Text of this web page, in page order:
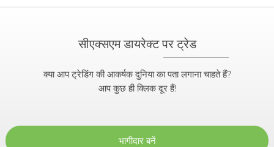
सीएक्सएम डायरेक्ट पर ट्रेड
क्या आप ट्रेडिंग की आकर्षक दुनिया का पता लगाना चाहते हैं?
आप कुछ ही क्लिक दूर हैं!
भागीदार बनें